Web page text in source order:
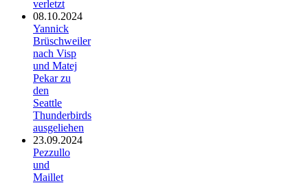
verletzt
08.10.2024
Yannick
Brüschweiler
nach Visp
und Matej
Pekar zu
den
Seattle
Thunderbirds
ausgeliehen
23.09.2024
Pezzullo
und
Maillet